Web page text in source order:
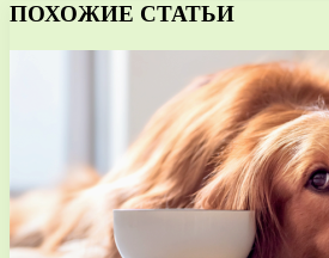
ПОХОЖИЕ СТАТЬИ